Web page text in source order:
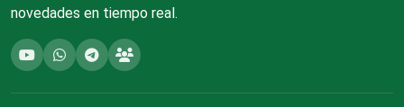
novedades en tiempo real.